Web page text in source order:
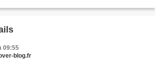
09:55
blog.fr